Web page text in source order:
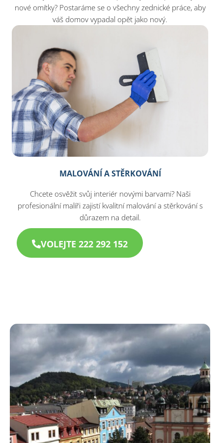
nové omítky? Postaráme se o všechny zednické práce, aby
váš domov vypadal opět jako nový.
MALOVÁNÍ A STĚRKOVÁNÍ
Chcete osvěžit svůj interiér novými barvami? Naši
profesionální malíři zajistí kvalitní malování a stěrkování s
důrazem na detail.
VOLEJTE 222 292 152